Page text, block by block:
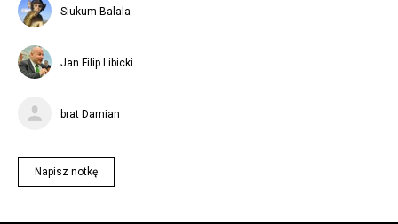
Siukum Balala
Jan Filip Libicki
brat Damian
Napisz notkę